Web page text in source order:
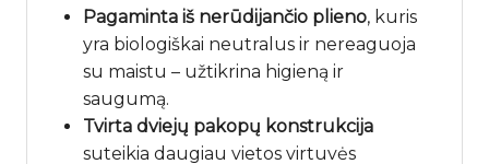
Pagaminta iš nerūdijančio plieno, kuris
yra biologiškai neutralus ir nereaguoja
su maistu – užtikrina higieną ir
saugumą.
Tvirta dviejų pakopų konstrukcija
suteikia daugiau vietos virtuvės